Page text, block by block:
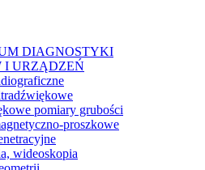
DIAGNOSTYKI
I URZĄDZEŃ
pomiary grubości
proszkowe
wideoskopia